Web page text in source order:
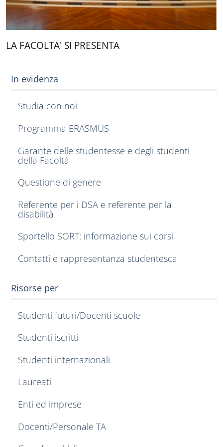
LA FACOLTA' SI PRESENTA
In evidenza
Studia con noi
Programma ERASMUS
Garante delle studentesse e degli studenti
della Facoltà
Questione di genere
Referente per i DSA e referente per la
disabilità
Sportello SORT: informazione sui corsi
Contatti e rappresentanza studentesca
Risorse per
Studenti futuri/Docenti scuole
Studenti iscritti
Studenti internazionali
Laureati
Enti ed imprese
Docenti/Personale TA